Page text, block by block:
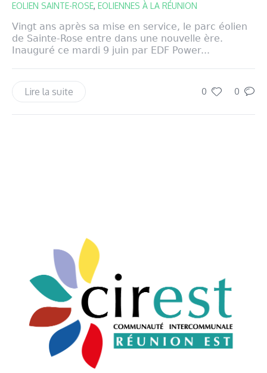
EOLIEN SAINTE-ROSE, EOLIENNES À LA RÉUNION
Vingt ans après sa mise en service, le parc éolien
de Sainte-Rose entre dans une nouvelle ère.
Inauguré ce mardi 9 juin par EDF Power...
0 0
Lire la suite